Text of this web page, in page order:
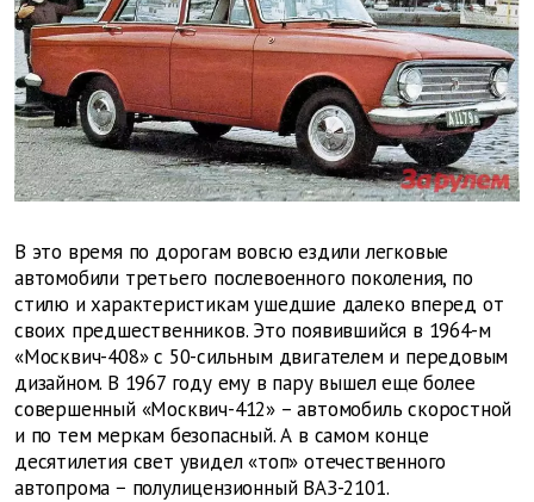
В это время по дорогам вовсю ездили легковые
автомобили третьего послевоенного поколения, по
стилю и характеристикам ушедшие далеко вперед от
своих предшественников. Это появившийся в 1964-м
«Москвич-408» с 50-сильным двигателем и передовым
дизайном. В 1967 году ему в пару вышел еще более
совершенный «Москвич-412» – автомобиль скоростной
и по тем меркам безопасный. А в самом конце
десятилетия свет увидел «топ» отечественного
автопрома − полулицензионный ВАЗ-2101.